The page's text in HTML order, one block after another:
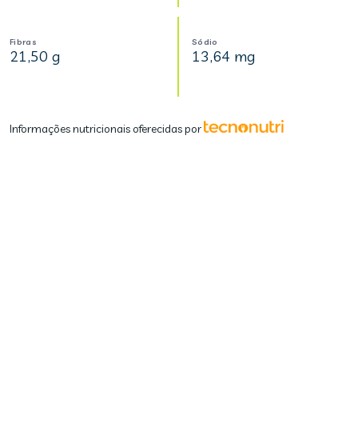
Fibras
21,50 g
Sódio
13,64 mg
Informações nutricionais oferecidas por